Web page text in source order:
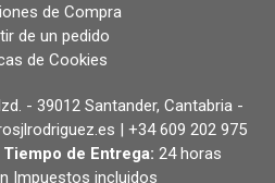
de Compra
de un pedido
de Cookies
- 39012 Santander, Cantabria -
| +34 609 202 975
Tiempo de Entrega: 24 horas
Impuestos incluidos